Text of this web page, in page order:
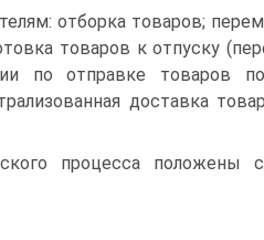
отборка товаров;
товаров к отпуску
по отправке товаров
доставка
процесса положены